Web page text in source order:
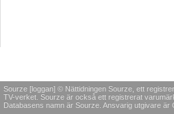
Sourze [loggan] © Nättidningen Sourze, ett
TV-verket. Sourze är också ett registrerat
Databasens namn är Sourze. Ansvarig utgivare är